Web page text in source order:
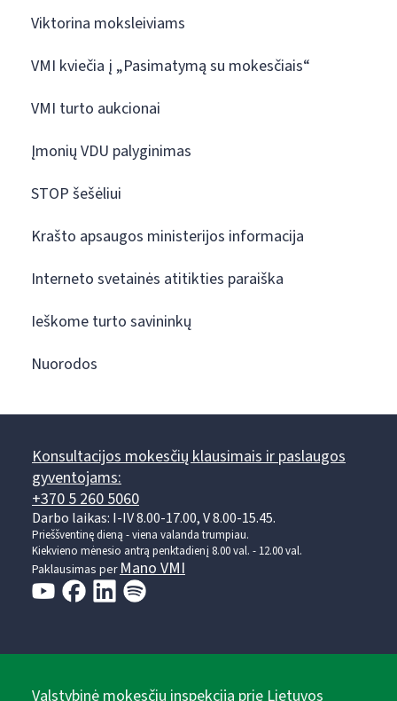
Viktorina moksleiviams
VMI kviečia į „Pasimatymą su mokesčiais“
VMI turto aukcionai
Įmonių VDU palyginimas
STOP šešėliui
Krašto apsaugos ministerijos informacija
Interneto svetainės atitikties paraiška
Ieškome turto savininkų
Nuorodos
Konsultacijos mokesčių klausimais ir paslaugos
gyventojams:
+370 5 260 5060
Darbo laikas: I-IV 8.00-17.00, V 8.00-15.45.
Prieššventinę dieną - viena valanda trumpiau.
Kiekvieno mėnesio antrą penktadienį 8.00 val. - 12.00 val.
Paklausimas perMano VMI
Valstybinė mokesčių inspekcija prie Lietuvos